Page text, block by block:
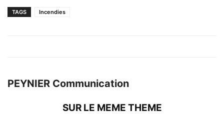
TAGS Incendies
PEYNIER Communication
SUR LE MEME THEME